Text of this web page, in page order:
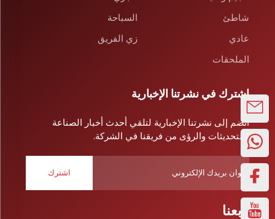
شاطئ
السباحة
عادي
زي الفريق
الملحقات
اشترك في نشرتنا الإخبارية
انضم إلى نشرتنا الإخبارية لتلقي أحدث أخبار الصناعة
والتحديثات والرؤى من فريقنا في الشركة.
اشترك
تابعنا